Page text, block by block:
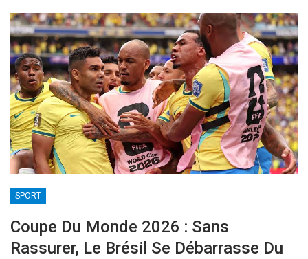
SPORT
Coupe Du Monde 2026 : Sans
Rassurer, Le Brésil Se Débarrasse Du